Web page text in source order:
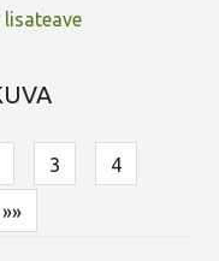
lisateave
3 4